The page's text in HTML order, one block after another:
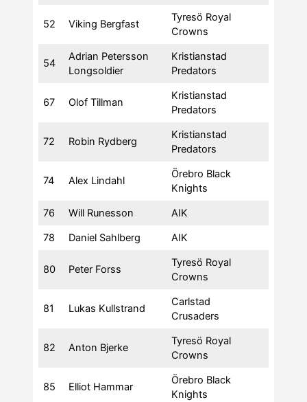
52 Viking Bergfast
Tyresö Royal
Crowns
54
Adrian Petersson
Longsoldier
Kristianstad
Predators
67 Olof Tillman
Kristianstad
Predators
72 Robin Rydberg
Kristianstad
Predators
74 Alex Lindahl
Örebro Black
Knights
76
Will Runesson
AIK
78
Daniel Sahlberg AIK
80 Peter Forss
Tyresö Royal
Crowns
81 Lukas Kullstrand
Carlstad
Crusaders
82 Anton Bjerke
Tyresö Royal
Crowns
85 Elliot Hammar
Örebro Black
Knights